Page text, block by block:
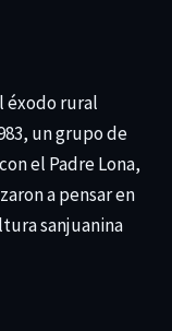
éxodo rural
un grupo de
el Padre Lona,
a pensar en
sanjuanina